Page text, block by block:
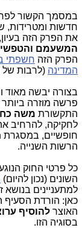
במסמך הקשור
חדשות ומטרידות,
את הפרק הזה
המשעמם והטפשי
הפרק הזה חשפתי
המדינה (לרבות של
בצורה יבשה
פרשה מוזרה
התקשורת משה
הרשות השנייה.
כל פרטי החוק
השונים (נכון להיום)
למתעניינים
כאן: הורדת
האוצר להוסיף
בסוגיה הזו.